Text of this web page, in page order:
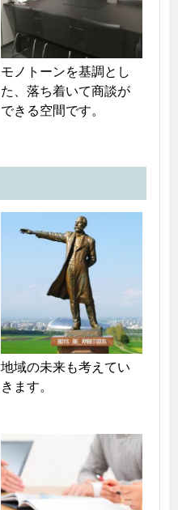
モノトーンを基調とし
た、落ち着いて商談が
できる空間です。
地域の未来も考えてい
きます。